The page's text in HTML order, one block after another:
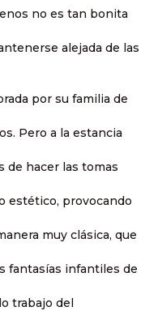
no es tan bonita
alejada de las
por su familia de
Pero a la estancia
de hacer las tomas
estético, provocando
muy clásica, que
fantasías infantiles de
trabajo del